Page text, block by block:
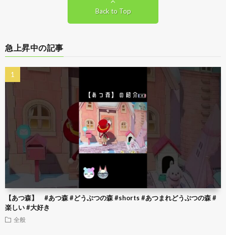
Back to Top
急上昇中の記事
【あつ森】 #あつ森 #どうぶつの森 #shorts #あつまれどうぶつの森 #
楽しい #大好き
全般